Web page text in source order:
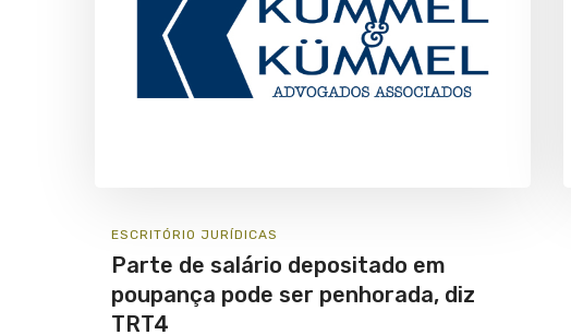
ESCRITÓRIO JURÍ­DICAS
Parte de salário depositado em
poupança pode ser penhorada, diz
TRT4